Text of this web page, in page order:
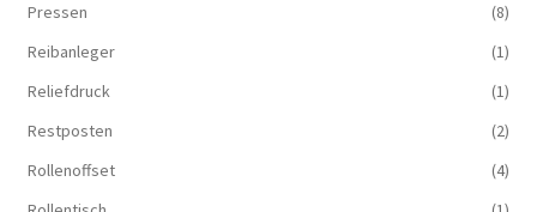
Pressen
(8)
Reibanleger
(1)
Reliefdruck
(1)
Restposten
(2)
Rollenoffset
(4)